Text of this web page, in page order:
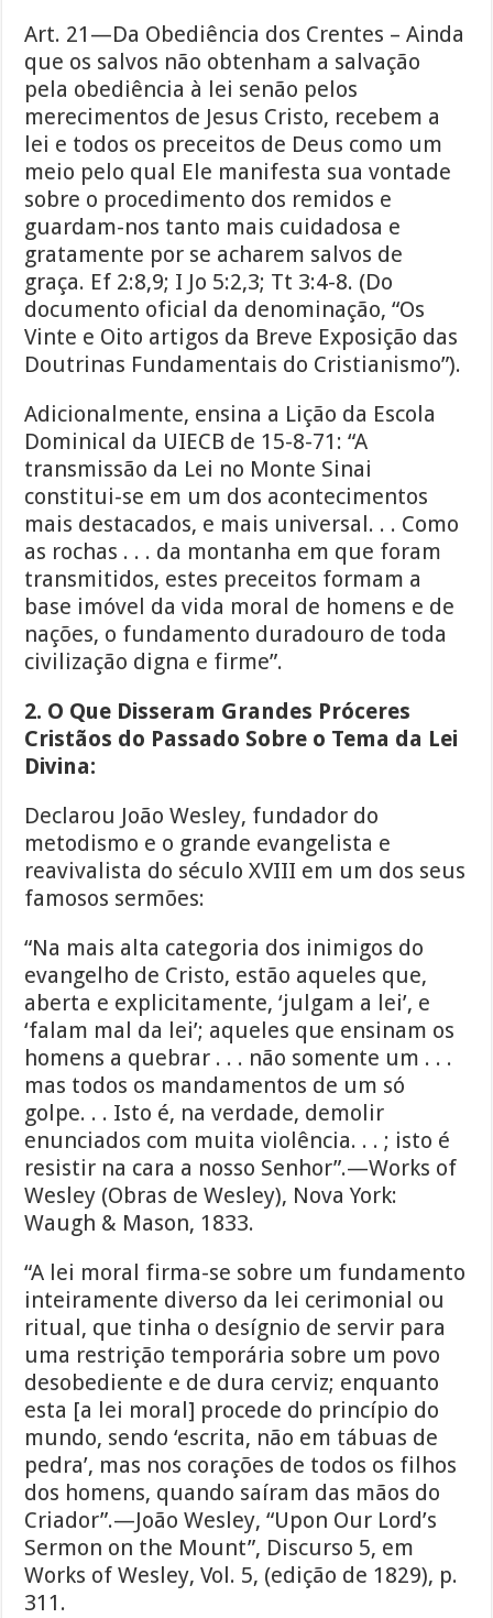
Art. 21—Da Obediência dos Crentes – Ainda
que os salvos não obtenham a salvação
pela obediência à lei senão pelos
merecimentos de Jesus Cristo, recebem a
lei e todos os preceitos de Deus como um
meio pelo qual Ele manifesta sua vontade
sobre o procedimento dos remidos e
guardam-nos tanto mais cuidadosa e
gratamente por se acharem salvos de
graça. Ef 2:8,9; I Jo 5:2,3; Tt 3:4-8. (Do
documento oficial da denominação, “Os
Vinte e Oito artigos da Breve Exposição das
Doutrinas Fundamentais do Cristianismo”).
Adicionalmente, ensina a Lição da Escola
Dominical da UIECB de 15-8-71: “A
transmissão da Lei no Monte Sinai
constitui-se em um dos acontecimentos
mais destacados, e mais universal. . . Como
as rochas . . . da montanha em que foram
transmitidos, estes preceitos formam a
base imóvel da vida moral de homens e de
nações, o fundamento duradouro de toda
civilização digna e firme”.
2. O Que Disseram Grandes Próceres
Cristãos do Passado Sobre o Tema da Lei
Divina:
Declarou João Wesley, fundador do
metodismo e o grande evangelista e
reavivalista do século XVIII em um dos seus
famosos sermões:
“Na mais alta categoria dos inimigos do
evangelho de Cristo, estão aqueles que,
aberta e explicitamente, ‘julgam a lei’, e
‘falam mal da lei’; aqueles que ensinam os
homens a quebrar . . . não somente um . . .
mas todos os mandamentos de um só
golpe. . . Isto é, na verdade, demolir
enunciados com muita violência. . . ; isto é
resistir na cara a nosso Senhor”.—Works of
Wesley (Obras de Wesley), Nova York:
Waugh & Mason, 1833.
“A lei moral firma-se sobre um fundamento
inteiramente diverso da lei cerimonial ou
ritual, que tinha o desígnio de servir para
uma restrição temporária sobre um povo
desobediente e de dura cerviz; enquanto
esta [a lei moral] procede do princípio do
mundo, sendo ‘escrita, não em tábuas de
pedra’, mas nos corações de todos os filhos
dos homens, quando saíram das mãos do
Criador”.—João Wesley, “Upon Our Lord’s
Sermon on the Mount”, Discurso 5, em
Works of Wesley, Vol. 5, (edição de 1829), p.
311.